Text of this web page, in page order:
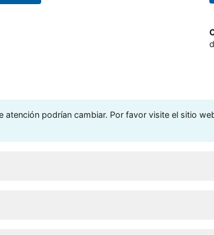
atención podrían cambiar. Por favor visite el sitio